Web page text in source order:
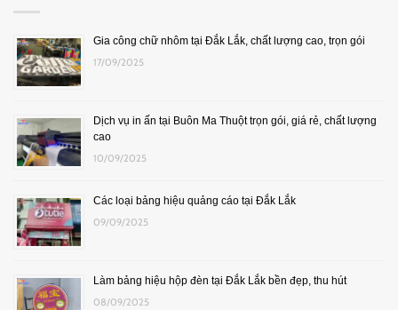
Gia công chữ nhôm tại Đắk Lắk, chất lượng cao, trọn gói
17/09/2025
Dịch vụ in ấn tại Buôn Ma Thuột trọn gói, giá rẻ, chất lượng
cao
10/09/2025
Các loại bảng hiệu quảng cáo tại Đắk Lắk
09/09/2025
Làm bảng hiệu hộp đèn tại Đắk Lắk bền đẹp, thu hút
08/09/2025